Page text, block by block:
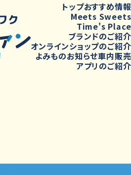
トップおすすめ情報
Meets Sweets
Time's Place
ブランドのご紹介
オンラインショップのご紹介
よみものお知らせ車内販売
アプリのご紹介